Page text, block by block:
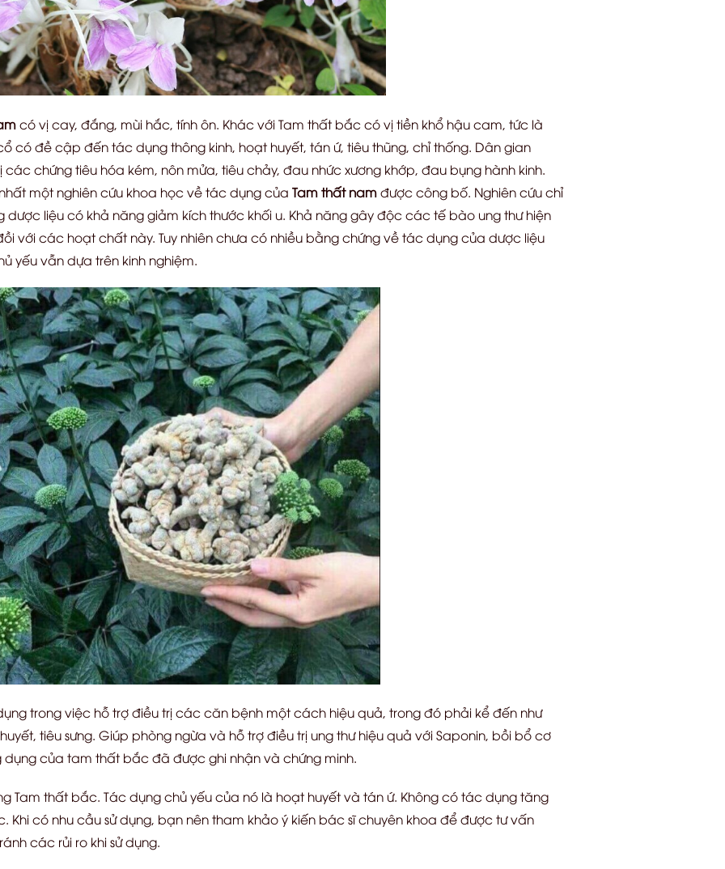
có vị cay, đắng, mùi hắc, tính ôn. Khác với Tam thất bắc có vị tiền khổ hậu cam, tức là
có đề cập đến tác dụng thông kinh, hoạt huyết, tán ứ, tiêu thũng, chỉ thống. Dân gian
chứng tiêu hóa kém, nôn mửa, tiêu chảy, đau nhức xương khớp, đau bụng hành kinh.
một nghiên cứu khoa học về tác dụng của Tam thất namđược công bố. Nghiên cứu chỉ
liệu có khả năng giảm kích thước khối u. Khả năng gây độc các tế bào ung thư hiện
với các hoạt chất này. Tuy nhiên chưa có nhiều bằng chứng về tác dụng của dược liệu
yếu vẫn dựa trên kinh nghiệm.
trong việc hỗ trợ điều trị các căn bệnh một cách hiệu quả, trong đó phải kể đến như
tiêu sưng. Giúp phòng ngừa và hỗ trợ điều trị ung thư hiệu quả với Saponin, bồi bổ cơ
của tam thất bắc đã được ghi nhận và chứng minh.
Tam thất bắc. Tác dụng chủ yếu của nó là hoạt huyết và tán ứ. Không có tác dụng tăng
Khi có nhu cầu sử dụng, bạn nên tham khảo ý kiến bác sĩ chuyên khoa để được tư vấn
các rủi ro khi sử dụng.